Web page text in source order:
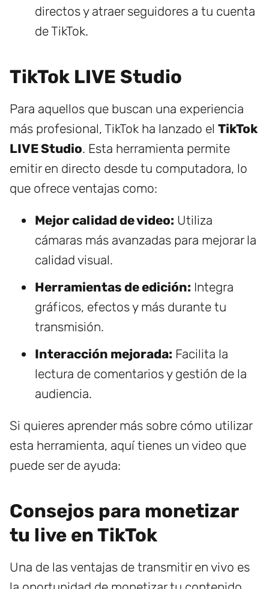
directos y atraer seguidores a tu cuenta
de TikTok.
TikTok LIVE Studio
Para aquellos que buscan una experiencia
más profesional, TikTok ha lanzado el TikTok
LIVE Studio. Esta herramienta permite
emitir en directo desde tu computadora, lo
que ofrece ventajas como:
Mejor calidad de video: Utiliza
cámaras más avanzadas para mejorar la
calidad visual.
Herramientas de edición: Integra
gráficos, efectos y más durante tu
transmisión.
Interacción mejorada: Facilita la
lectura de comentarios y gestión de la
audiencia.
Si quieres aprender más sobre cómo utilizar
esta herramienta, aquí tienes un video que
puede ser de ayuda:
Consejos para monetizar
tu live en TikTok
Una de las ventajas de transmitir en vivo es